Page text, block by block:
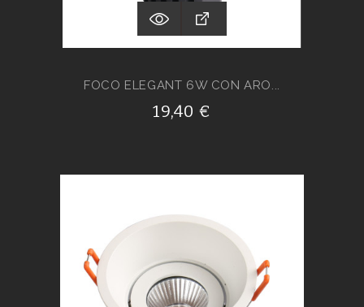
FOCO ELEGANT 6W CON ARO...
19,40 €